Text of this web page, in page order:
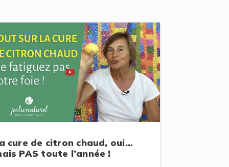
cure de citron chaud, oui…
PAS toute l’année !